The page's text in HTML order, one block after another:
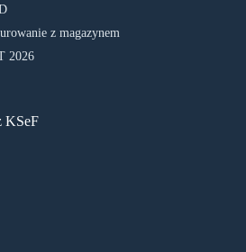
z magazynem
2026
KSeF